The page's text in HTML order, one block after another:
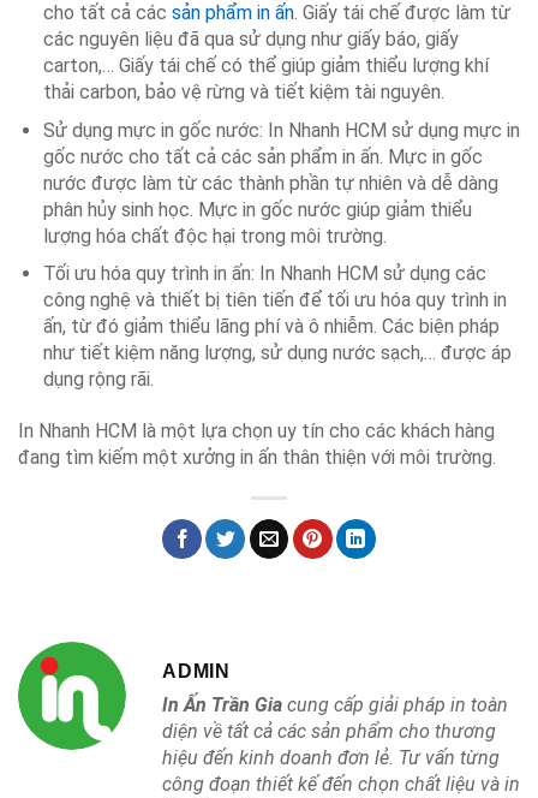
cho tất cả các sản phẩm in ấn. Giấy tái chế được làm từ
các nguyên liệu đã qua sử dụng như giấy báo, giấy
carton,… Giấy tái chế có thể giúp giảm thiểu lượng khí
thải carbon, bảo vệ rừng và tiết kiệm tài nguyên.
Sử dụng mực in gốc nước: In Nhanh HCM sử dụng mực in
gốc nước cho tất cả các sản phẩm in ấn. Mực in gốc
nước được làm từ các thành phần tự nhiên và dễ dàng
phân hủy sinh học. Mực in gốc nước giúp giảm thiểu
lượng hóa chất độc hại trong môi trường.
Tối ưu hóa quy trình in ấn: In Nhanh HCM sử dụng các
công nghệ và thiết bị tiên tiến để tối ưu hóa quy trình in
ấn, từ đó giảm thiểu lãng phí và ô nhiễm. Các biện pháp
như tiết kiệm năng lượng, sử dụng nước sạch,… được áp
dụng rộng rãi.
In Nhanh HCM là một lựa chọn uy tín cho các khách hàng
đang tìm kiếm một xưởng in ấn thân thiện với môi trường.
ADMIN
In Ấn Trần Gia cung cấp giải pháp in toàn
diện về tất cả các sản phẩm cho thương
hiệu đến kinh doanh đơn lẻ. Tư vấn từng
công đoạn thiết kế đến chọn chất liệu và in